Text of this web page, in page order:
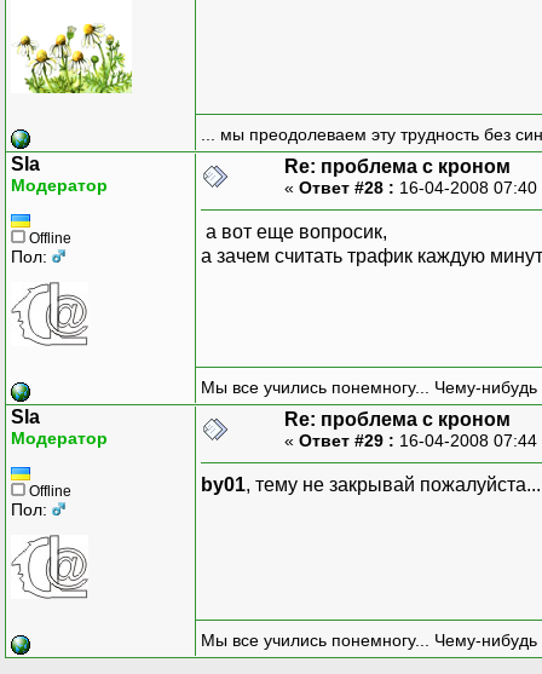
... мы преодолеваем эту трудность без
Sla
Модератор
Offline
Пол:
Re: проблема с кроном
« Ответ #28 : 16-04-2008
а вот еще вопросик,
а зачем считать трафик каждую
Мы все учились понемногу... Чему-нибудь
Sla
Модератор
Offline
Пол:
Re: проблема с кроном
« Ответ #29 : 16-04-2008
by01, тему не закрывай
Мы все учились понемногу... Чему-нибудь